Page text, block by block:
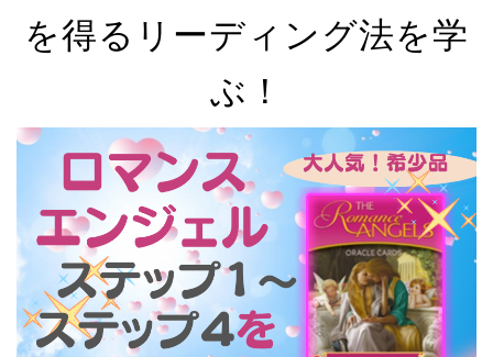
を得るリーディング法を学
ぶ！